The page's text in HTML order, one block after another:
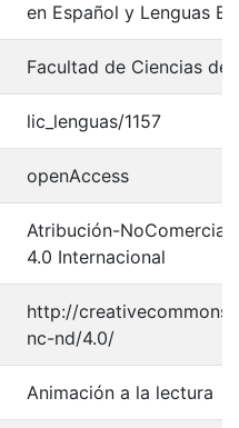
en Español y Lenguas
Facultad de Ciencias de
lic_lenguas/1157
openAccess
Atribución-
4.0 Internacional
http://
nc-nd/4.0/
Animación a la lectura